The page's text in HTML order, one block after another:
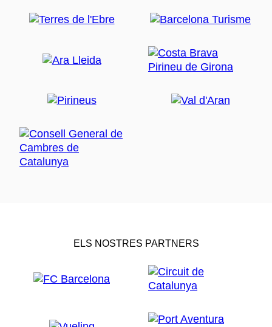
ELS NOSTRES PARTNERS